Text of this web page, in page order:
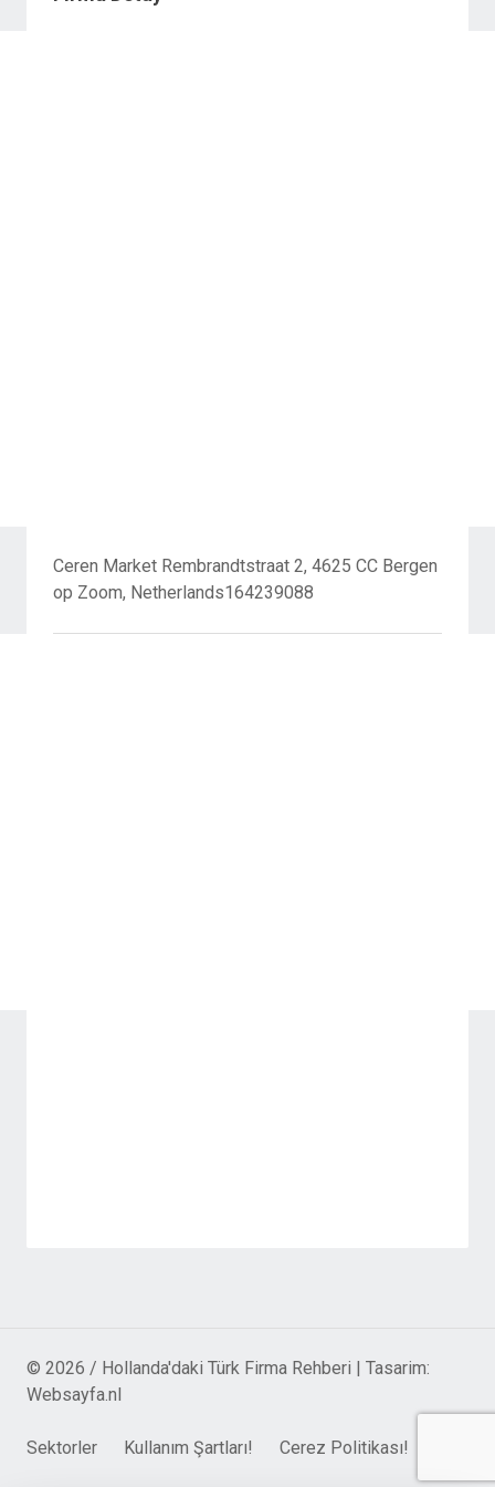
Ceren Market Rembrandtstraat 2, 4625 CC Bergen
op Zoom, Netherlands164239088
© 2026 / Hollanda'daki Türk Firma Rehberi | Tasarim:
Websayfa.nl
Sektorler Kullanım Şartları! Cerez Politikası!